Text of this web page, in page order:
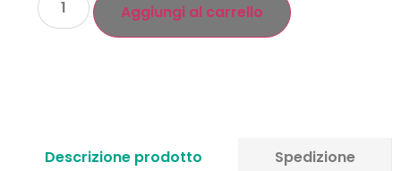
Aggiungi al carrello
Descrizione prodotto
Spedizione